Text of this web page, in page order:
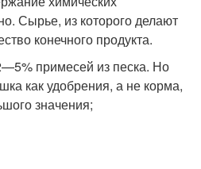
Сырье, из которого делают
конечного продукта.
примесей из песка. Но
как удобрения, а не корма,
значения;